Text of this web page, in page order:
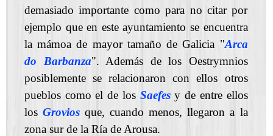
demasiado importante como para no citar por
ejemplo que en este ayuntamiento se encuentra
la mámoa de mayor tamaño de Galicia "Arca
do Barbanza". Además de los Oestrymnios
posiblemente se relacionaron con ellos otros
pueblos como el de los Saefesy de entre ellos
losGrovios que, cuando menos, llegaron a la
zona sur de la Ría de Arousa.